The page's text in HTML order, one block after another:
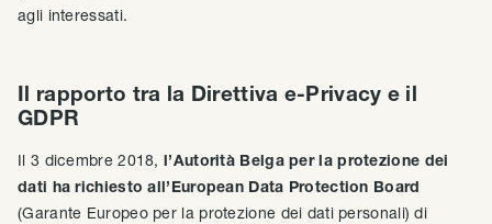
agli interessati.
Il rapporto tra la Direttiva e-Privacy e il
GDPR
Il 3 dicembre 2018, l’Autorità Belga per la protezione dei
dati ha richiesto all’European Data Protection Board
(Garante Europeo per la protezione dei dati personali) di